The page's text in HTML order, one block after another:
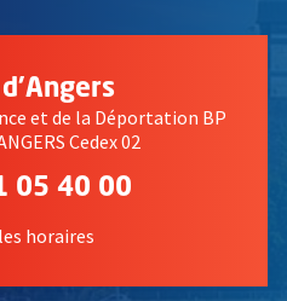
d'Angers
et de la Déportation BP
Cedex 02
05 40 00
horaires